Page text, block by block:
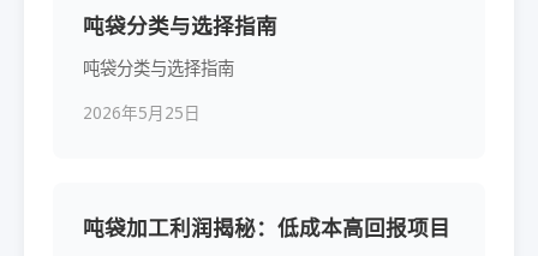
吨袋分类与选择指南
吨袋分类与选择指南
2026年5月25日
吨袋加工利润揭秘：低成本高回报项目